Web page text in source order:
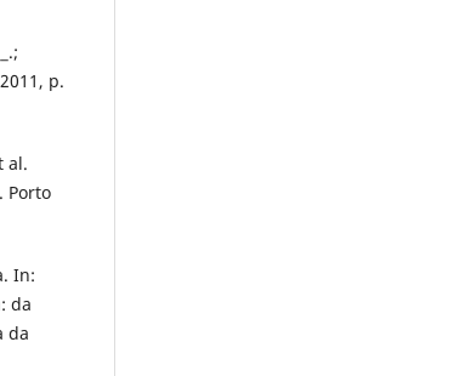
p.
al.
Porto
In:
da
da